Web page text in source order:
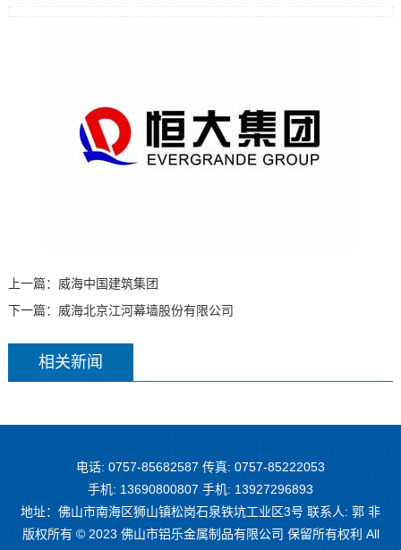
上一篇： 威海中国建筑集团
下一篇： 威海北京江河幕墙股份有限公司
相关新闻
电话: 0757-85682587 传真: 0757-85222053
手机: 13690800807 手机: 13927296893
地址：佛山市南海区狮山镇松岗石泉铁坑工业区3号 联系人: 郭 非
版权所有 © 2023 佛山市铝乐金属制品有限公司 保留所有权利 All